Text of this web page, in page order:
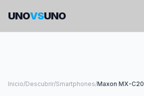
UNOVSUNO
Inicio/Descubrir/Smartphones/Maxon MX-C20